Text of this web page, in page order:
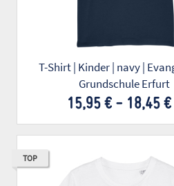
T-Shirt | Kinder | navy |
Grundschule Erfurt
15,95 € - 18,45 €
TOP